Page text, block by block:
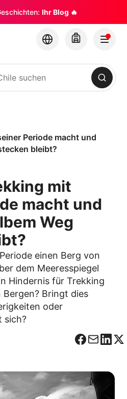
Ihr Blog 🔥
Periode macht und
bleibt?
mit
macht und
Weg
einen Berg von
dem Meeresspiegel
Hindernis für Trekking
Bringt dies
oder
sich?
F
c
e
b
C
r
r
e
L
n
X
Sie Chile
seine Ecken mit
Index